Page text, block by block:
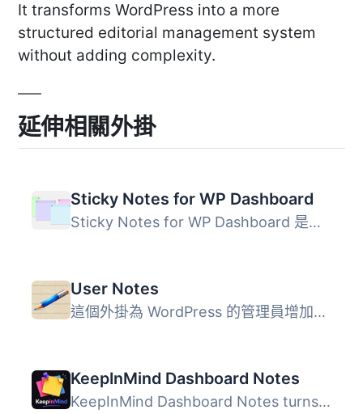
It transforms WordPress into a more
structured editorial management system
without adding complexity.
延伸相關外掛
Sticky Notes for WP Dashboard
Sticky Notes for WP Dashboard 是一款簡單易用的外掛，讓您...
User Notes
這個外掛為 WordPress 的管理員增加一個文字編輯區域，讓他們...
KeepInMind Dashboard Notes
KeepInMind Dashboard Notes turns your WordPress dashboard...